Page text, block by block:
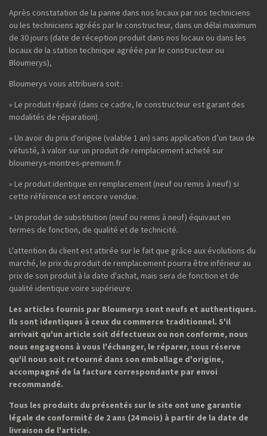
Après constatation de la panne dans nos locaux par nos techniciens
ou les techniciens agréés par le constructeur, dans un délai maximum
de 30 jours (date de réception produit dans nos locaux ou dans les
locaux de la station technique agréée par le constructeur ou
Bloumerys),
Bloumerys vous attribuera soit :
» Le produit réparé (dans ce cadre, le constructeur est garant des
modalités de réparation).
» Un avoir du prix d'origine (valable 1 an) sans application d’un taux de
vétusté, à valoir sur un produit de remplacement acheté sur
bloumerys-montres-premium.fr
» Le produit identique en remplacement (neuf ou remis à neuf) si
cette référence est encore vendue.
» Un produit de substitution (neuf ou remis à neuf) équivaut en
termes de fonction, de qualité et de technicité.
L'attention du client est attirée sur le fait que grâce aux évolutions du
marché, le prix du produit de remplacement pourra être inférieur au
prix de son produit à la date d'achat, mais sera de fonction et de
qualité identique voire supérieure.
Les articles fournis par Bloumerys sont neufs et authentiques.
Ils sont identiques à ceux du commerce traditionnel. S'il
arrivait qu'un article soit défectueux ou non conforme, nous
nous engageons à vous l'échanger, le réparer, sous réserve
qu'il nous soit retourné dans son emballage d'origine,
accompagné de la facture correspondante par envoi
recommandé.
Tous les produits du présentés sur le site ont une garantie
légale de conformité de 2 ans (24 mois) à partir de la date de
livraison de l'article.